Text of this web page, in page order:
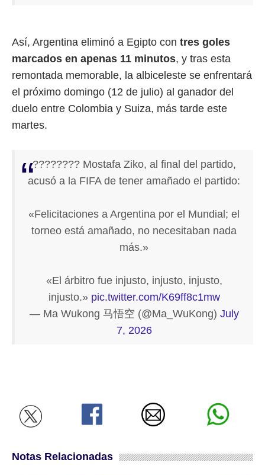
Así, Argentina eliminó a Egipto con tres goles
marcados en apenas 11 minutos, y tras esta
remontada memorable, la albiceleste se enfrentará
el próximo domingo (12 de julio) al ganador del
duelo entre Colombia y Suiza, más tarde este
martes.
???????? Mostafa Ziko, al final del partido,
acusó a la FIFA de tener amañado el partido:
«Felicitaciones a Argentina por el Mundial; el
torneo está amañado, no necesitaban nada
más.»
«El árbitro fue injusto, injusto, injusto,
injusto.» pic.twitter.com/K69ff8c1mw
— Ma Wukong 马悟空 (@Ma_WuKong) July
7, 2026
Notas Relacionadas